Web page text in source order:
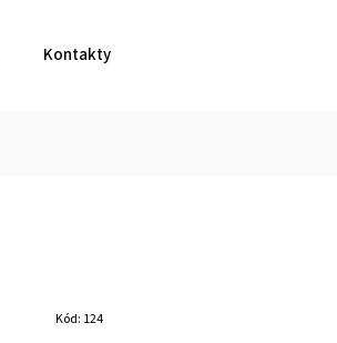
Kontakty
Kód: 124